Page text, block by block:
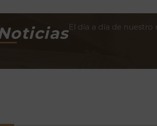
El día a día de nuestro